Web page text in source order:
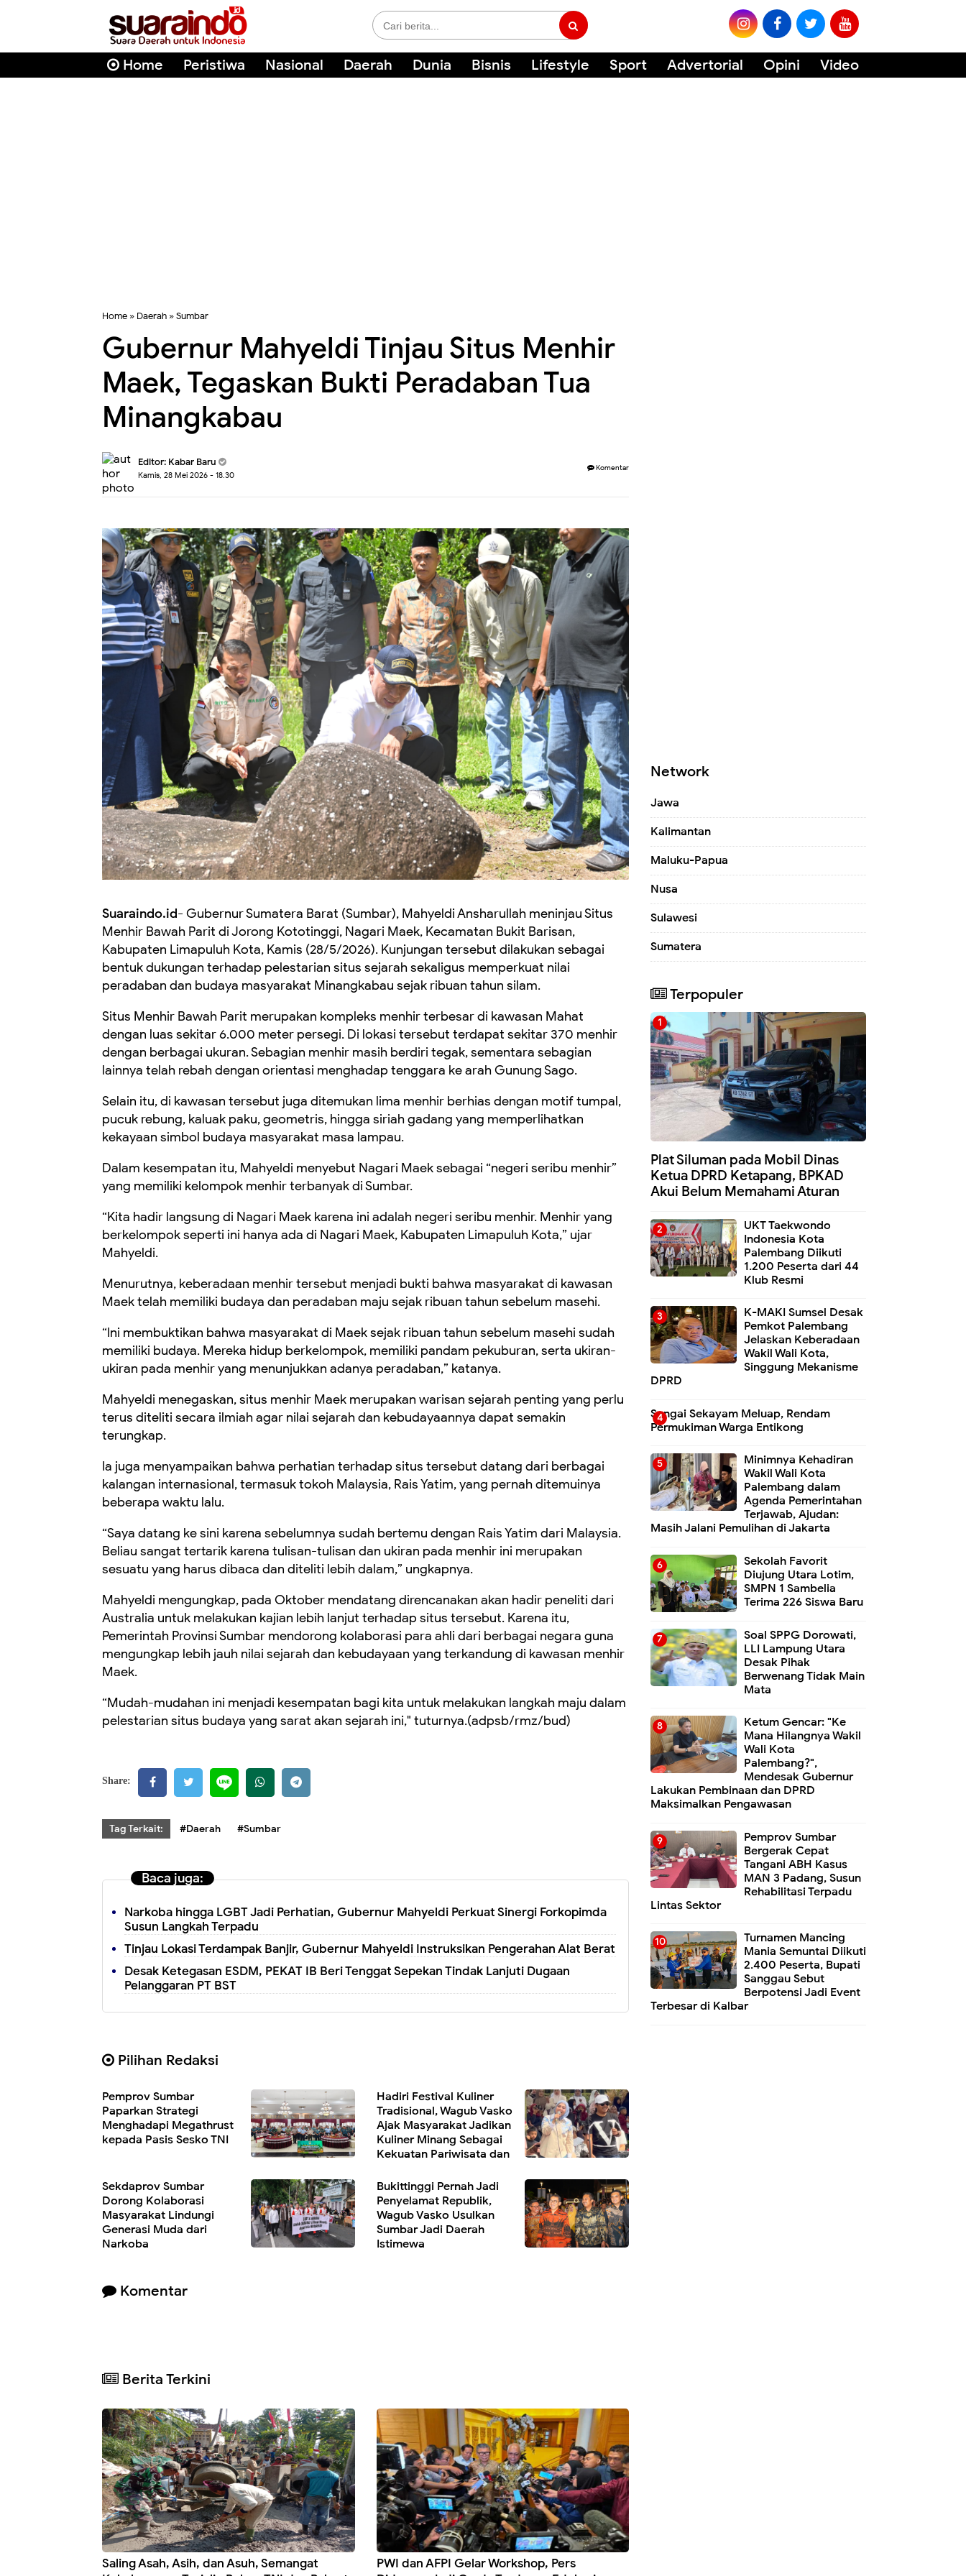
Home Peristiwa Nasional Daerah Dunia Bisnis Lifestyle Sport Advertorial Opini Video
Home » Daerah »Sumbar
Gubernur Mahyeldi Tinjau Situs Menhir
Maek, Tegaskan Bukti Peradaban Tua
Minangkabau
Editor: Kabar Baru
Kamis, 28 Mei 2026 - 18.30
Komentar
Suaraindo.id- Gubernur Sumatera Barat (Sumbar), Mahyeldi Ansharullah meninjau Situs
Menhir Bawah Parit di Jorong Kototinggi, Nagari Maek, Kecamatan Bukit Barisan,
Kabupaten Limapuluh Kota, Kamis (28/5/2026). Kunjungan tersebut dilakukan sebagai
bentuk dukungan terhadap pelestarian situs sejarah sekaligus memperkuat nilai
peradaban dan budaya masyarakat Minangkabau sejak ribuan tahun silam.
Situs Menhir Bawah Parit merupakan kompleks menhir terbesar di kawasan Mahat
dengan luas sekitar 6.000 meter persegi. Di lokasi tersebut terdapat sekitar 370 menhir
dengan berbagai ukuran. Sebagian menhir masih berdiri tegak, sementara sebagian
lainnya telah rebah dengan orientasi menghadap tenggara ke arah Gunung Sago.
Selain itu, di kawasan tersebut juga ditemukan lima menhir berhias dengan motif tumpal,
pucuk rebung, kaluak paku, geometris, hingga siriah gadang yang memperlihatkan
kekayaan simbol budaya masyarakat masa lampau.
Dalam kesempatan itu, Mahyeldi menyebut Nagari Maek sebagai “negeri seribu menhir”
yang memiliki kelompok menhir terbanyak di Sumbar.
“Kita hadir langsung di Nagari Maek karena ini adalah negeri seribu menhir. Menhir yang
berkelompok seperti ini hanya ada di Nagari Maek, Kabupaten Limapuluh Kota,” ujar
Mahyeldi.
Menurutnya, keberadaan menhir tersebut menjadi bukti bahwa masyarakat di kawasan
Maek telah memiliki budaya dan peradaban maju sejak ribuan tahun sebelum masehi.
“Ini membuktikan bahwa masyarakat di Maek sejak ribuan tahun sebelum masehi sudah
memiliki budaya. Mereka hidup berkelompok, memiliki pandam pekuburan, serta ukiran-
ukiran pada menhir yang menunjukkan adanya peradaban,” katanya.
Mahyeldi menegaskan, situs menhir Maek merupakan warisan sejarah penting yang perlu
terus diteliti secara ilmiah agar nilai sejarah dan kebudayaannya dapat semakin
terungkap.
Ia juga menyampaikan bahwa perhatian terhadap situs tersebut datang dari berbagai
kalangan internasional, termasuk tokoh Malaysia, Rais Yatim, yang pernah ditemuinya
beberapa waktu lalu.
“Saya datang ke sini karena sebelumnya sudah bertemu dengan Rais Yatim dari Malaysia.
Beliau sangat tertarik karena tulisan-tulisan dan ukiran pada menhir ini merupakan
sesuatu yang harus dibaca dan diteliti lebih dalam,” ungkapnya.
Mahyeldi mengungkap, pada Oktober mendatang direncanakan akan hadir peneliti dari
Australia untuk melakukan kajian lebih lanjut terhadap situs tersebut. Karena itu,
Pemerintah Provinsi Sumbar mendorong kolaborasi para ahli dari berbagai negara guna
mengungkap lebih jauh nilai sejarah dan kebudayaan yang terkandung di kawasan menhir
Maek.
“Mudah-mudahan ini menjadi kesempatan bagi kita untuk melakukan langkah maju dalam
pelestarian situs budaya yang sarat akan sejarah ini," tuturnya.(adpsb/rmz/bud)
Share:
Tag Terkait: #Daerah #Sumbar
Baca juga:
Narkoba hingga LGBT Jadi Perhatian, Gubernur Mahyeldi Perkuat Sinergi Forkopimda
Susun Langkah Terpadu
Tinjau Lokasi Terdampak Banjir, Gubernur Mahyeldi Instruksikan Pengerahan Alat Berat
Desak Ketegasan ESDM, PEKAT IB Beri Tenggat Sepekan Tindak Lanjuti Dugaan
Pelanggaran PT BST
Pilihan Redaksi
Pemprov Sumbar
Paparkan Strategi
Menghadapi Megathrust
kepada Pasis Sesko TNI
Hadiri Festival Kuliner
Tradisional, Wagub Vasko
Ajak Masyarakat Jadikan
Kuliner Minang Sebagai
Kekuatan Pariwisata dan
Sekdaprov Sumbar
Dorong Kolaborasi
Masyarakat Lindungi
Generasi Muda dari
Narkoba
Bukittinggi Pernah Jadi
Penyelamat Republik,
Wagub Vasko Usulkan
Sumbar Jadi Daerah
Istimewa
Komentar
Berita Terkini
Saling Asah, Asih, dan Asuh, Semangat
PWI dan AFPI Gelar Workshop, Pers
Network
Jawa
Kalimantan
Maluku-Papua
Nusa
Sulawesi
Sumatera
Terpopuler
Plat Siluman pada Mobil Dinas
Ketua DPRD Ketapang, BPKAD
Akui Belum Memahami Aturan
UKT Taekwondo
Indonesia Kota
Palembang Diikuti
1.200 Peserta dari 44
Klub Resmi
K-MAKI Sumsel Desak
Pemkot Palembang
Jelaskan Keberadaan
Wakil Wali Kota,
Singgung Mekanisme
DPRD
Sungai Sekayam Meluap, Rendam
Permukiman Warga Entikong
Minimnya Kehadiran
Wakil Wali Kota
Palembang dalam
Agenda Pemerintahan
Terjawab, Ajudan:
Masih Jalani Pemulihan di Jakarta
Sekolah Favorit
Diujung Utara Lotim,
SMPN 1 Sambelia
Terima 226 Siswa Baru ‎
Soal SPPG Dorowati,
LLI Lampung Utara
Desak Pihak
Berwenang Tidak Main
Mata
Ketum Gencar: "Ke
Mana Hilangnya Wakil
Wali Kota
Palembang?",
Mendesak Gubernur
Lakukan Pembinaan dan DPRD
Maksimalkan Pengawasan
Pemprov Sumbar
Bergerak Cepat
Tangani ABH Kasus
MAN 3 Padang, Susun
Rehabilitasi Terpadu
Lintas Sektor
Turnamen Mancing
Mania Semuntai Diikuti
2.400 Peserta, Bupati
Sanggau Sebut
Berpotensi Jadi Event
Terbesar di Kalbar